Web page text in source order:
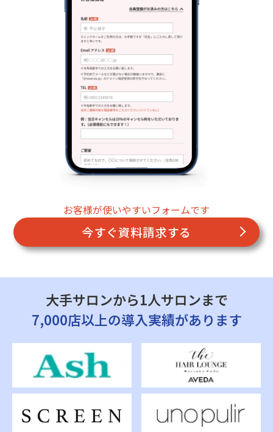
お客様が使いやすいフォームです
今すぐ資料請求する
大手サロンから1人サロンまで
7,000店以上の導入実績があります